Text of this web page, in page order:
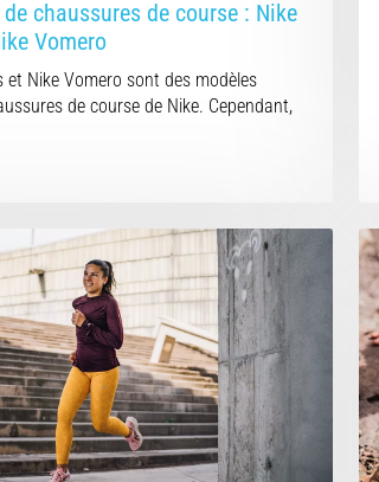
chaussures de course : Nike
Vomero
et Nike Vomero sont des modèles
de course de Nike. Cependant,